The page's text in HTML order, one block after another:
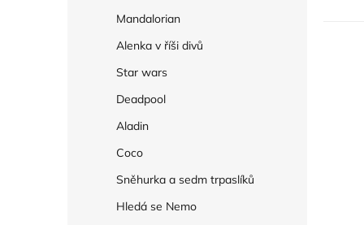
Mandalorian
Alenka v říši divů
Star wars
Deadpool
Aladin
Coco
Sněhurka a sedm trpaslíků
Hledá se Nemo